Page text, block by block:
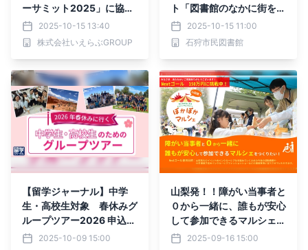
ーサミット2025」に協
賛・ブース出展｜いえらぶ
GROUP
2025-10-15 13:40
株式会社いえらぶGROUP
ト「図書館のなかに街をつ
くろう」を体現したプロモ
ーションビデオを公開
2025-10-15 11:00
石狩市民図書館
【留学ジャーナル】中学
生・高校生対象 春休みグ
ループツアー2026 申込受
付開始2025-10-09 15:00
山梨発！！障がい当事者と
０から一緒に、誰もが安心
して参加できるマルシェを
つくりたい！
2025-09-16 15:00